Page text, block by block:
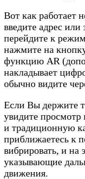
Вот как работает
введите адрес или
перейдите к
нажмите на
функцию AR
накладывает
обычно видите
Если Вы держите
увидите просмотр
и традиционную
приближаетесь к
вибрировать, и на
указывающие
движения.